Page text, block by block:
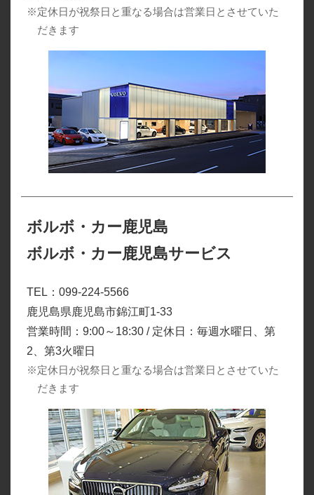
※定休日が祝祭日と重なる場合は営業日とさせていた
だきます
ボルボ・カー鹿児島
ボルボ・カー鹿児島サービス
TEL：099-224-5566
鹿児島県鹿児島市錦江町1-33
営業時間：9:00～18:30 / 定休日：毎週水曜日、第
2、第3火曜日
※定休日が祝祭日と重なる場合は営業日とさせていた
だきます